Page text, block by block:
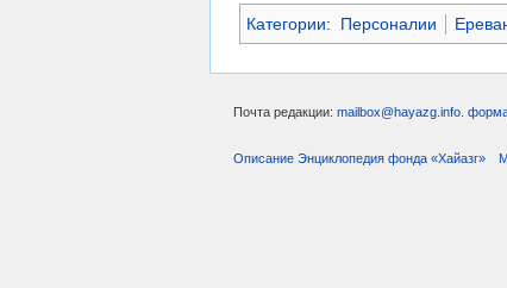
Категории: Персоналии
Почта редакции: mailbox@hayazg.info
Описание Энциклопедия фонда «Хайазг»